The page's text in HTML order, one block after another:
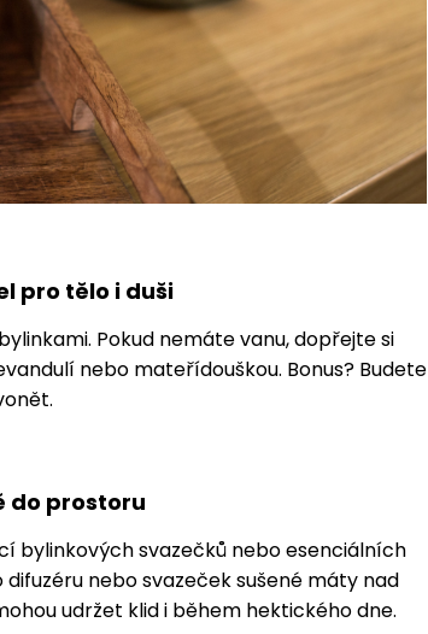
pro tělo i duši
Pokud nemáte vanu, dopřejte si
nebo mateřídouškou. Bonus? Budete
do prostoru
bylinkových svazečků nebo esenciálních
nebo svazeček sušené máty nad
udržet klid i během hektického dne.